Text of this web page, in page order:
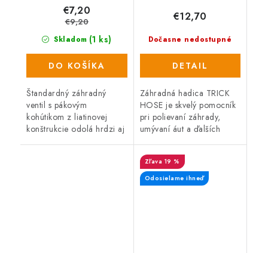
Skladom (1 ks)
€7,20
€9,20
DO KOŠÍKA
Štandardný záhradný
ventil s pákovým
kohútikom z liatinovej
konštrukcie odolá hrdzi aj
Dočasne nedostupné
€12,70
DETAIL
Záhradná hadica TRICK
HOSE je skvelý pomocník
pri polievaní záhrady,
umývaní áut a ďalších
ľahkosti a kompaktným
rozmerom sa ľahko
skladuje, navyše sa...
19 %
Odosielame ihneď